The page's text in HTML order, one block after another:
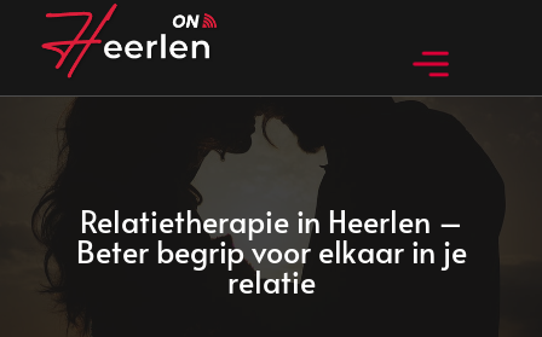
Relatietherapie in Heerlen –
Beter begrip voor elkaar in je
relatie